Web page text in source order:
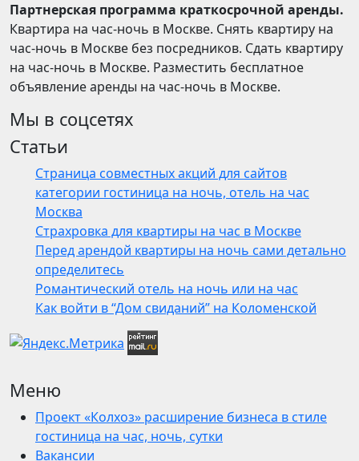
Партнерская программа краткосрочной аренды.
Квартира на час-ночь в Москве. Снять квартиру на
час-ночь в Москве без посредников. Сдать квартиру
на час-ночь в Москве. Разместить бесплатное
объявление аренды на час-ночь в Москве.
Мы в соцсетях
Статьи
Страница совместных акций для сайтов
категории гостиница на ночь, отель на час
Москва
Страхровка для квартиры на час в Москве
Перед арендой квартиры на ночь сами детально
определитесь
Романтический отель на ночь или на час
Как войти в “Дом свиданий” на Коломенской
Меню
Проект «Колхоз» расширение бизнеса в стиле
гостиница на час, ночь, сутки
Вакансии